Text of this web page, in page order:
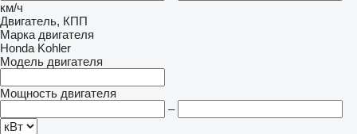
км/ч
Двигатель, КПП
Марка двигателя
Honda Kohler
Модель двигателя
Мощность двигателя
–